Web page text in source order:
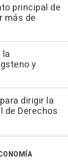
principal de
más de
y
dirigir la
de Derechos